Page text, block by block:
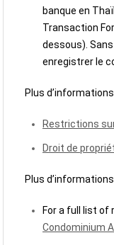
banque en
Transaction
dessous).
enregistrer le
Plus d’informations
Restrictions
Droit de
Plus
For a full list
Condominium